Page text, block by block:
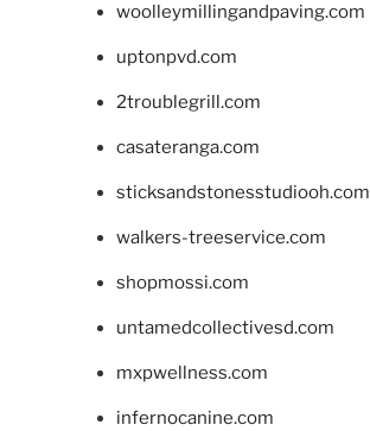
woolleymillingandpaving.com
uptonpvd.com
2troublegrill.com
casateranga.com
sticksandstonesstudiooh.com
walkers-treeservice.com
shopmossi.com
untamedcollectivesd.com
mxpwellness.com
infernocanine.com